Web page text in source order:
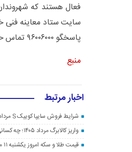
فعال هستند که
پاسخگو ۹۶۰۰۶۰۰۰ تماس حاصل کنند.
منبع
اخبار مرتبط
شرایط فروش سایپا کوییک S مرداد ۱۴۰۵ اعلام شد
واریز کالابرگ مرداد ۱۴۰۵؛ چه کسانی اعتبار دریافت نمی‌کنند؟
قیمت طلا و سکه امروز یکشنبه ۱۱ مرداد ۱۴۰۵